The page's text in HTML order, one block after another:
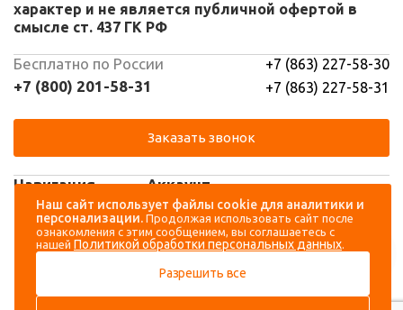
Навигация
Каталог
О компании
Доставка и оплата
Аккаунт
Вход
Регистрация
характер и не является публичной офертой в
смысле ст. 437 ГК РФ
Бесплатно по России
+7 (800) 201-58-31
+7 (863) 227-58-30
+7 (863) 227-58-31
Заказать звонок
Наш сайт использует файлы cookie для аналитики и
персонализации. Продолжая использовать сайт после
ознакомления с этим сообщением, вы соглашаетесь с
нашей Политикой обработки персональных данных.
Разрешить все